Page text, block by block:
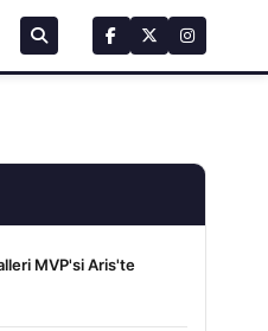
MVP'si Aris'te